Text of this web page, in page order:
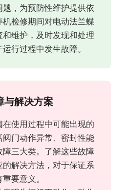
，为预防性维护提供依
检修期间对电动法兰蝶
维护，及时发现和处理
行过程中发生故障。
与解决方案
在使用过程中可能出现的
阀门动作异常、密封性能
障三大类。了解这些故障
的解决方法，对于保证系
要意义。